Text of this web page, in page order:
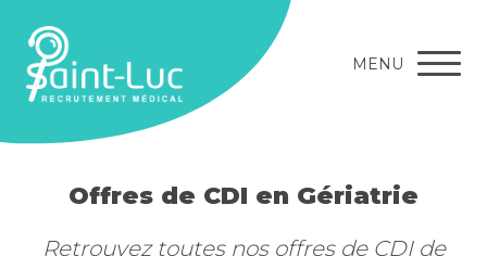
MENU
Offres de CDI en Gériatrie
Retrouvez toutes nos offres de CDI de